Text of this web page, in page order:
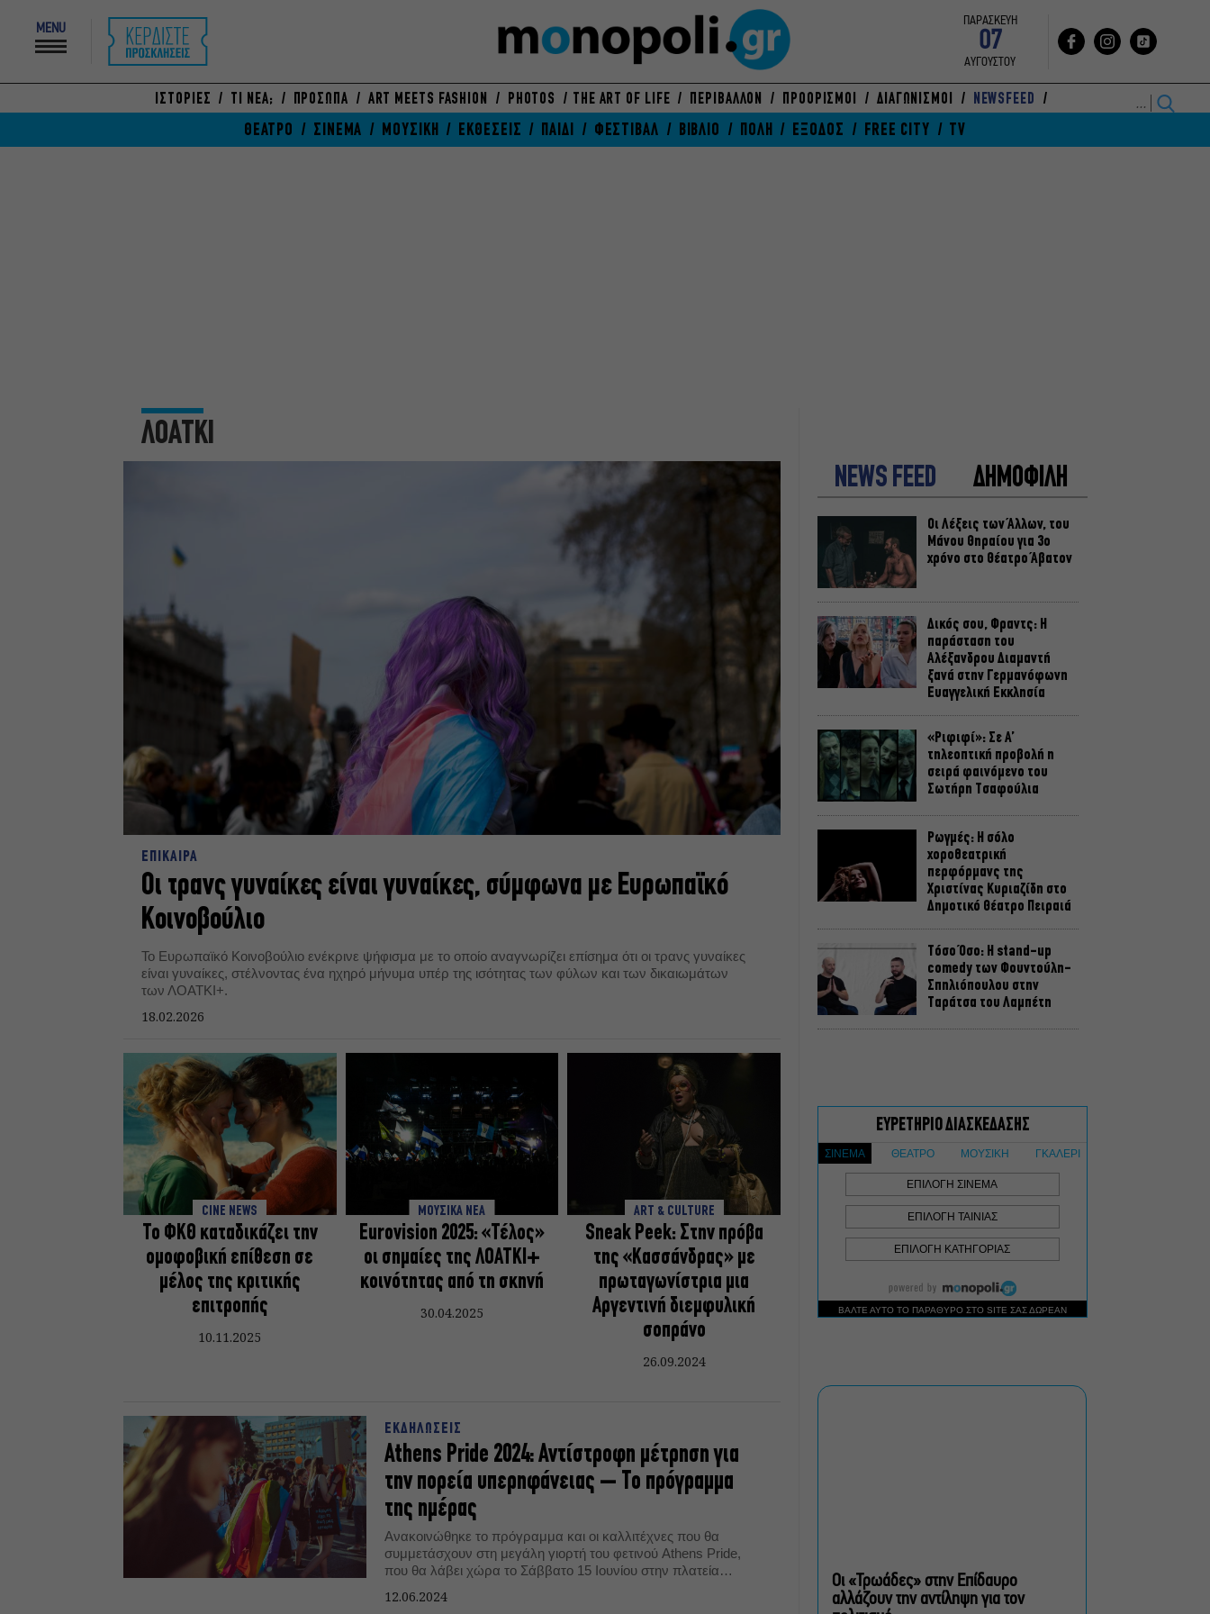
MENU
ΠΑΡΑΣΚΕΥΗ
07
ΑΥΓΟΥΣΤΟΥ
ΙΣΤΟΡΙΕΣ ΤΙ ΝΕΑ; ΠΡΟΣΩΠΑ ART MEETS FASHION PHOTOS THE ART OF LIFE ΠΕΡΙΒΑΛΛΟΝ ΠΡΟΟΡΙΣΜΟΙ ΔΙΑΓΩΝΙΣΜΟΙ NEWSFEED
ΘΕΑΤΡΟ ΣΙΝΕΜΑ ΜΟΥΣΙΚΗ ΕΚΘΕΣΕΙΣ ΠΑΙΔΙ ΦΕΣΤΙΒΑΛ ΒΙΒΛΙΟ ΠΟΛΗ ΕΞΟΔΟΣ FREE CITY TV
ΛΟΑΤΚΙ
ΕΠΙΚΑΙΡΑ
Oι τρανς γυναίκες είναι γυναίκες, σύμφωνα με Ευρωπαϊκό
Κοινοβούλιο
Το Ευρωπαϊκό Κοινοβούλιο ενέκρινε ψήφισμα με το οποίο αναγνωρίζει επίσημα ότι οι τρανς γυναίκες
είναι γυναίκες, στέλνοντας ένα ηχηρό μήνυμα υπέρ της ισότητας των φύλων και των δικαιωμάτων
των ΛΟΑΤΚΙ+.
18.02.2026
CINE NEWS
Το ΦΚΘ καταδικάζει την
ομοφοβική επίθεση σε
μέλος της κριτικής
επιτροπής
10.11.2025
ΜΟΥΣΙΚΑ ΝΕΑ
Eurovision 2025: «Τέλος»
οι σημαίες της ΛΟΑΤΚΙ+
κοινότητας από τη σκηνή
30.04.2025
ART & CULTURE
Sneak Peek: Στην πρόβα
της «Κασσάνδρας» με
πρωταγωνίστρια μια
Αργεντινή διεμφυλική
σοπράνο
26.09.2024
ΕΚΔΗΛΩΣΕΙΣ
Athens Pride 2024: Αντίστροφη μέτρηση για
την πορεία υπερηφάνειας – Το πρόγραμμα
της ημέρας
Ανακοινώθηκε το πρόγραμμα και οι καλλιτέχνες που θα
συμμετάσχουν στη μεγάλη γιορτή του φετινού Athens Pride,
που θα λάβει χώρα το Σάββατο 15 Ιουνίου στην πλατεία
12.06.2024
NEWS FEED ΔΗΜΟΦΙΛΗ
Οι Λέξεις των Άλλων, του
Μάνου Θηραίου για 3ο
χρόνο στο Θέατρο Άβατον
Δικός σου, Φραντς: Η
παράσταση του
Αλέξανδρου Διαμαντή
ξανά στην Γερμανόφωνη
Ευαγγελική Εκκλησία
«Ριφιφί»: Σε Α’
τηλεοπτική προβολή η
σειρά φαινόμενο του
Σωτήρη Τσαφούλια
Ρωγμές: Η σόλο
χοροθεατρική
περφόρμανς της
Χριστίνας Κυριαζίδη στο
Δημοτικό Θέατρο Πειραιά
Τόσο Όσο: Η stand-up
comedy των Φουντούλη-
Σπηλιόπουλου στην
Ταράτσα του Λαμπέτη
σινεμά στην Ταράτσα του
Λαμπέτη
Η συναυλιακή σεζόν
κορυφώνεται τον
Σεπτέμβριο
Τουλάχιστον 1.500 έλεγχοι
σε 300 παραλίες –
Πρόστιμα έως 73.000€ για
αυθαίρετες καταλήψεις
Πέντε διηγήματα του
Οι «Τρωάδες» στην Επίδαυρο
αλλάζουν την αντίληψη για τον